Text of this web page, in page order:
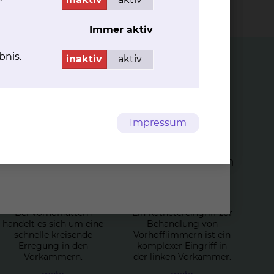
Devices in 2025
Ka­the­tera­b­la­ti­on
Bei Vorhofflattern
handelt es sich um eine
schnelle kreisende
Erregung in den
Vorkammern.
Ka­the­tera­b­la­ti­on
Ein Kathetereingriff zur
Behandlung von
Vorhofflimmern ist ein
komplexer Eingriff in
der linken Vorkammer.
Immer aktiv
inaktiv aktiv
Impressum